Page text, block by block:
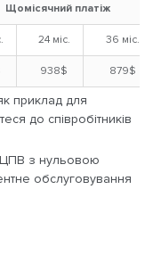
Щомісячний платіж
24 міс. 36 міс.
938$ 879$
приклад для
до співробітників
з нульовою
обслуговування